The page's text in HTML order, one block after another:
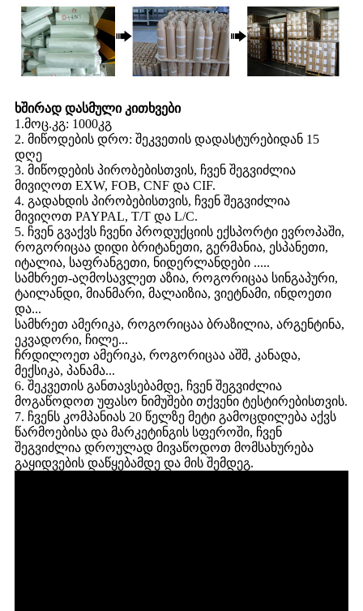
ხშირად დასმული კითხვები
1.მოც.კგ: 1000კგ
2. მიწოდების დრო: შეკვეთის დადასტურებიდან 15
დღე
3. მიწოდების პირობებისთვის, ჩვენ შეგვიძლია
მივიღოთ EXW, FOB, CNF და CIF.
4. გადახდის პირობებისთვის, ჩვენ შეგვიძლია
მივიღოთ PAYPAL, T/T და L/C.
5. ჩვენ გვაქვს ჩვენი პროდუქციის ექსპორტი ევროპაში,
როგორიცაა დიდი ბრიტანეთი, გერმანია, ესპანეთი,
იტალია, საფრანგეთი, ნიდერლანდები .....
სამხრეთ-აღმოსავლეთ აზია, როგორიცაა სინგაპური,
ტაილანდი, მიანმარი, მალაიზია, ვიეტნამი, ინდოეთი
და...
სამხრეთ ამერიკა, როგორიცაა ბრაზილია, არგენტინა,
ეკვადორი, ჩილე...
ჩრდილოეთ ამერიკა, როგორიცაა აშშ, კანადა,
მექსიკა, პანამა...
6. შეკვეთის განთავსებამდე, ჩვენ შეგვიძლია
მოგაწოდოთ უფასო ნიმუშები თქვენი ტესტირებისთვის.
7. ჩვენს კომპანიას 20 წელზე მეტი გამოცდილება აქვს
წარმოებისა და მარკეტინგის სფეროში, ჩვენ
შეგვიძლია დროულად მივაწოდოთ მომსახურება
გაყიდვების დაწყებამდე და მის შემდეგ.